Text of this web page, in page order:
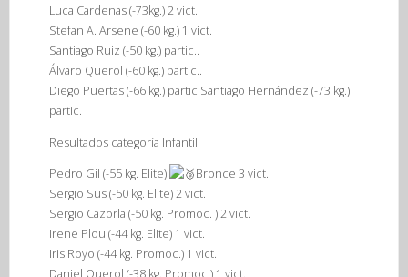
Luca Cardenas (-73kg.) 2 vict.
Stefan A. Arsene (-60 kg.) 1 vict.
Santiago Ruiz (-50 kg.) partic..
Álvaro Querol (-60 kg.) partic..
Diego Puertas (-66 kg.) partic.Santiago Hernández (-73 kg.)
partic.
Resultados categoría Infantil
Pedro Gil (-55 kg. Elite)
Bronce 3 vict.
Sergio Sus (-50 kg. Elite) 2 vict.
Sergio Cazorla (-50 kg. Promoc. ) 2 vict.
Irene Plou (-44 kg. Elite) 1 vict.
Iris Royo (-44 kg. Promoc.) 1 vict.